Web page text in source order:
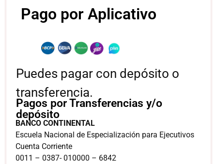
Pago por Aplicativo
Puedes pagar con depósito o
transferencia.
BANCO CONTINENTAL
Escuela Nacional de Especialización para Ejecutivos
Cuenta Corriente
0011 – 0387- 010000 – 6842
Pagos por Transferencias y/o
depósito